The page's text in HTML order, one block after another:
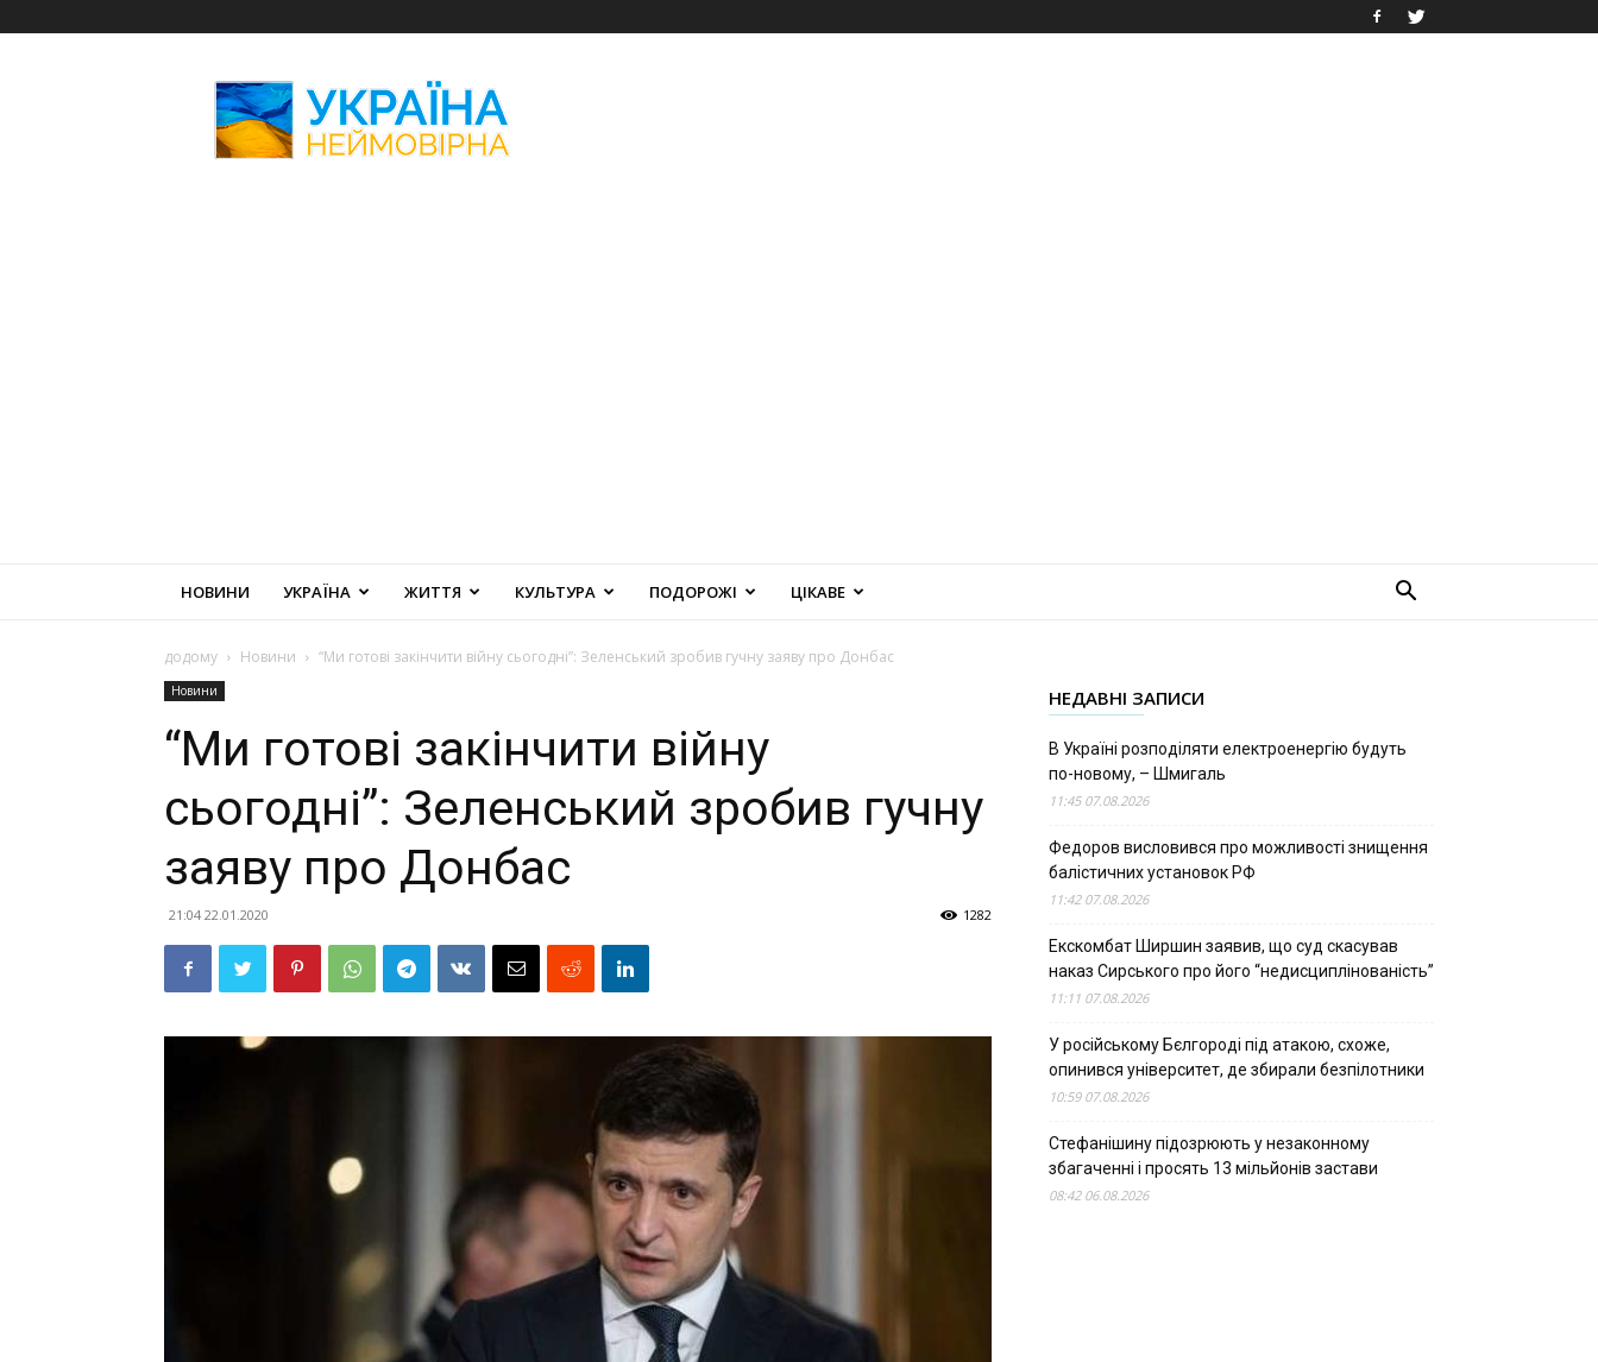
Неймовірна
НОВИНИ УКРАЇНА ЖИТТЯ КУЛЬТУРА ПОДОРОЖІ ЦІКАВЕ
додому Новини “Ми готові закінчити війну сьогодні”: Зеленський зробив гучну заяву про Донбас
Новини
“Ми готові закінчити війну
сьогодні”: Зеленський зробив гучну
заяву про Донбас
21:04 22.01.2020 1282
НЕДАВНІ ЗАПИСИ
В Україні розподіляти електроенергію будуть
по-новому, – Шмигаль
11:45 07.08.2026
Федоров висловився про можливості знищення
балістичних установок РФ
11:42 07.08.2026
Екскомбат Ширшин заявив, що суд скасував
наказ Сирського про його “недисциплінованість”
11:11 07.08.2026
У російському Бєлгороді під атакою, схоже,
опинився університет, де збирали безпілотники
10:59 07.08.2026
Стефанішину підозрюють у незаконному
збагаченні і просять 13 мільйонів застави
08:42 06.08.2026